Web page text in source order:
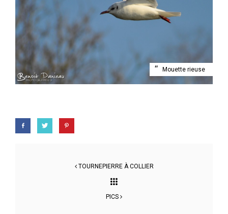
Mouette rieuse
TOURNEPIERRE À COLLIER
PICS